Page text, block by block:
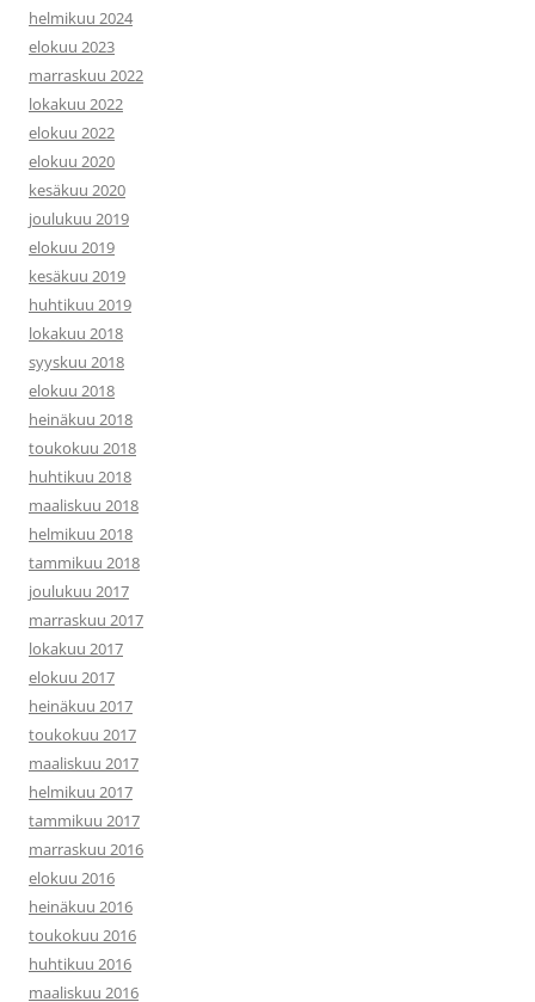
helmikuu 2024
elokuu 2023
marraskuu 2022
lokakuu 2022
elokuu 2022
elokuu 2020
kesäkuu 2020
joulukuu 2019
elokuu 2019
kesäkuu 2019
huhtikuu 2019
lokakuu 2018
syyskuu 2018
elokuu 2018
heinäkuu 2018
toukokuu 2018
huhtikuu 2018
maaliskuu 2018
helmikuu 2018
tammikuu 2018
joulukuu 2017
marraskuu 2017
lokakuu 2017
elokuu 2017
heinäkuu 2017
toukokuu 2017
maaliskuu 2017
helmikuu 2017
tammikuu 2017
marraskuu 2016
elokuu 2016
heinäkuu 2016
toukokuu 2016
huhtikuu 2016
maaliskuu 2016